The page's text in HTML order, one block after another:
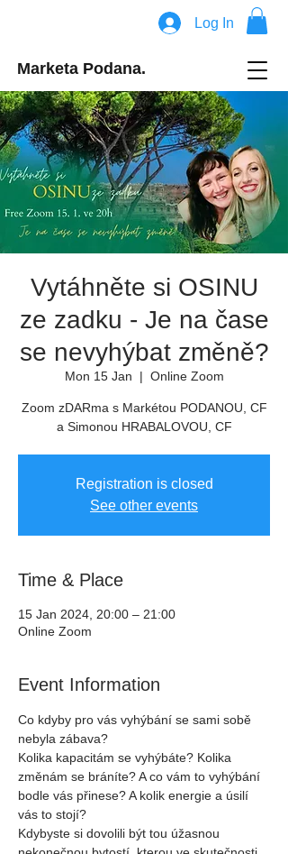
Log In
Marketa Podana.
Vytáhněte si OSINU
ze zadku - Je na čase
se nevyhýbat změně?
Mon 15 Jan
  |
Online Zoom
Zoom zDARma s Markétou PODANOU, CF
a Simonou HRABALOVOU, CF
Registration is closed
See other events
Time & Place
15 Jan 2024, 20:00 – 21:00
Online Zoom
Event Information
Co kdyby pro vás vyhýbání se sami sobě
nebyla zábava?
Kolika kapacitám se vyhýbáte? Kolika
změnám se bráníte? A co vám to vyhýbání
bodle vás přinese? A kolik energie a úsilí
vás to stojí?
Kdybyste si dovolili být tou úžasnou